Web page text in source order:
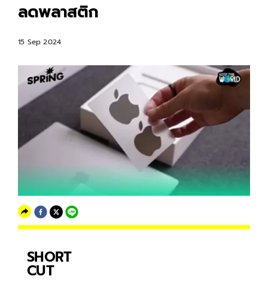
ลดพลาสติก
15 Sep 2024
SHORT
CUT